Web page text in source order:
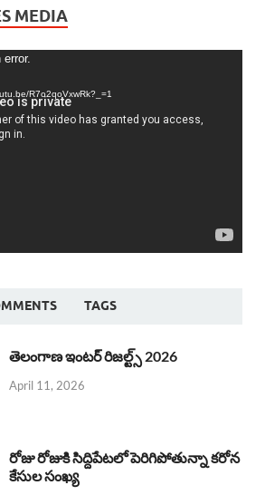
MEDIA
R7o2qoVxwRk?_=1
TAGS
తెలంగాణ ఇంటర్ రిజల్ట్స్ 2026
April 11, 2026
రోజు రోజుకి సిద్దిపేటలో పెరిగిపోతున్నా కరోన
కేసుల సంఖ్య